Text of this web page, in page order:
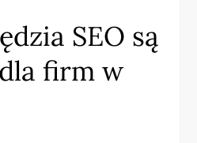
SEO są
firm w